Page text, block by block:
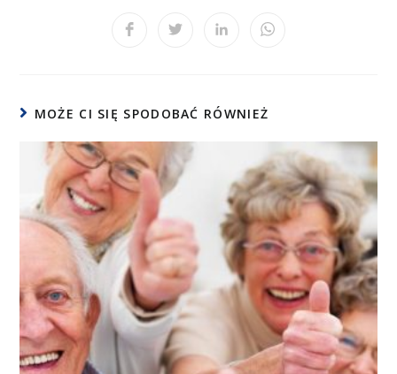
MOŻE CI SIĘ SPODOBAĆ RÓWNIEŻ